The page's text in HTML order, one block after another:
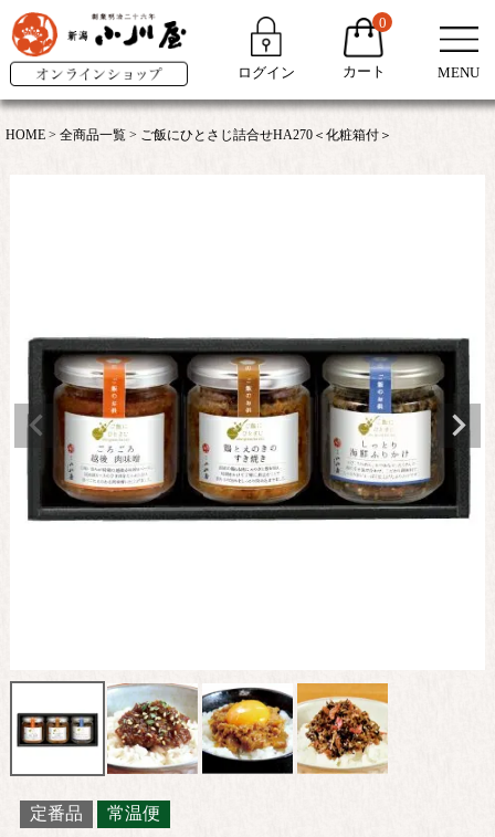
ログイン
0
カート MENU
HOME 全商品一覧 ご飯にひとさじ詰合せHA270＜化粧箱付＞
定番品 常温便